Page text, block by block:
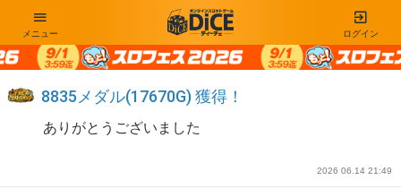
ログイン
メニュー
8835メダル(17670G) 獲得！
ありがとうございました
2026 06.14 21:49